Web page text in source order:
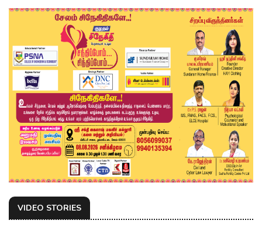
VIDEO STORIES